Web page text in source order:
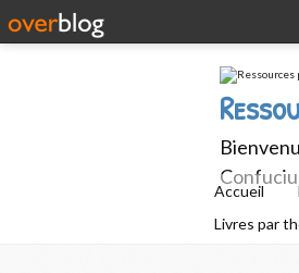
Accueil
Livres par